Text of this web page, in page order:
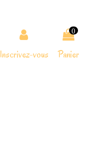
Inscrivez-vous
0
Panier